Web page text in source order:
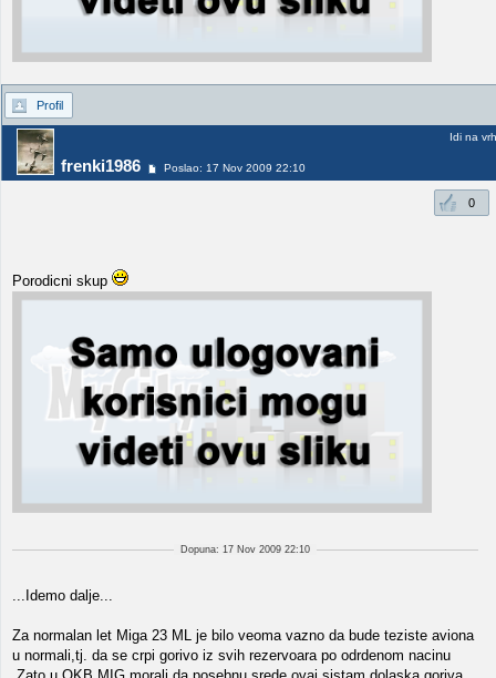
Profil
frenki1986 Poslao: 17 Nov 2009 22:10
Idi na vrh
0
Porodicni skup
Dopuna: 17 Nov 2009 22:10
...Idemo dalje...
Za normalan let Miga 23 ML je bilo veoma vazno da bude teziste aviona
u normali,tj. da se crpi gorivo iz svih rezervoara po odrdenom nacinu